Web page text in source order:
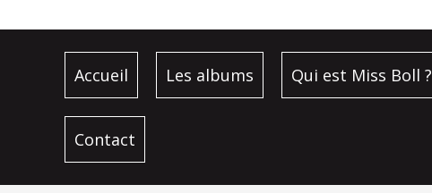
Accueil Les albums Qui est Miss Boll ?
Contact